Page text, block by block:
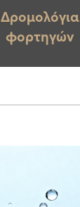
Δρομολόγια
φορτηγών